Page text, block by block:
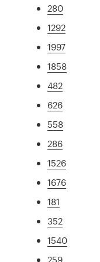
280
1292
1997
1858
482
626
558
286
1526
1676
181
352
1540
259